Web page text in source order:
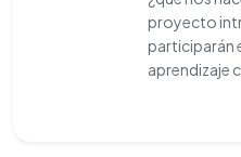
proyecto
participarán
aprendizaje